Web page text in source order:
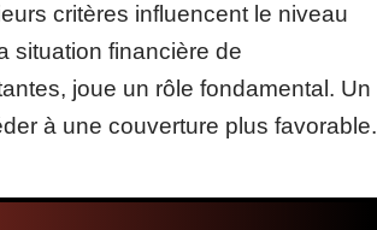
critères influencent le niveau
situation financière de
joue un rôle fondamental. Un
à une couverture plus favorable.